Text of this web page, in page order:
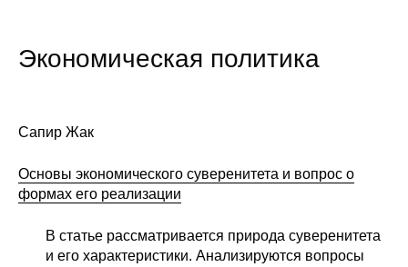
Отчетность
Публикации
Научная жизнь
Экономическая политика
Сапир Жак
Основы экономического суверенитета и вопрос о
формах его реализации
В статье рассматривается природа суверенитета
и его характеристики. Анализируются вопросы